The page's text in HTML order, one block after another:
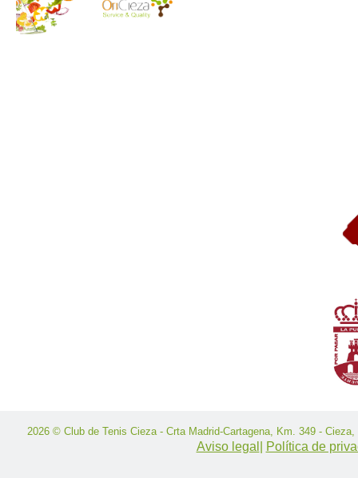
2026 © Club de Tenis Cieza - Crta Madrid-Cartagena, Km. 349 -
Aviso legal Política de